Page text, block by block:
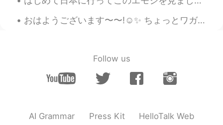
素晴らしい先生になれると思います！
おはようございます〜〜!☺️✨ ちょっとワガママやけど、たまに英語を勉強したくない日本人の友達が出来て欲しい😅 ずっと日本語で話したいなぁ これは新しい友達についてね、出来た友達に英語...
Follow us
AI Grammar Press Kit HelloTalk Web